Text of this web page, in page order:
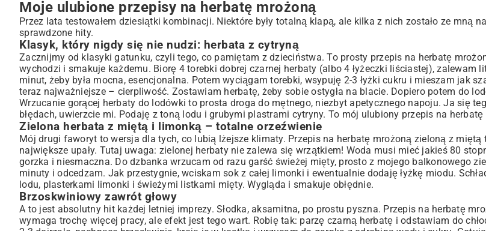
Moje ulubione przepisy na herbatę mrożoną
Przez lata testowałem dziesiątki kombinacji. Niektóre były totalną klapą, ale kilka z nich zostało ze mną
sprawdzone hity.
Klasyk, który nigdy się nie nudzi: herbata z cytryną
Zacznijmy od klasyki gatunku, czyli tego, co pamiętam z dzieciństwa. To prosty przepis na herbatę
wychodzi i smakuje każdemu. Biorę 4 torebki dobrej czarnej herbaty (albo 4 łyżeczki liściastej), zalewam
minut, żeby była mocna, esencjonalna. Potem wyciągam torebki, wsypuję 2-3 łyżki cukru i mieszam jak
teraz najważniejsze – cierpliwość. Zostawiam herbatę, żeby sobie ostygła na blacie. Dopiero potem do
Wrzucanie gorącej herbaty do lodówki to prosta droga do mętnego, niezbyt apetycznego napoju. Ja się
błędach, uwierzcie mi. Podaję z toną lodu i grubymi plastrami cytryny. To mój ulubiony przepis na
Zielona herbata z miętą i limonką – totalne orzeźwienie
Mój drugi faworyt to wersja dla tych, co lubią lżejsze klimaty. Przepis na herbatę mrożoną zieloną z
największe upały. Tutaj uwaga: zielonej herbaty nie zalewa się wrzątkiem! Woda musi mieć jakieś 80
gorzka i niesmaczna. Do dzbanka wrzucam od razu garść świeżej mięty, prosto z mojego balkonowego
minuty i odcedzam. Jak przestygnie, wciskam sok z całej limonki i ewentualnie dodaję łyżkę miodu.
lodu, plasterkami limonki i świeżymi listkami mięty. Wygląda i smakuje obłędnie.
Brzoskwiniowy zawrót głowy
A to jest absolutny hit każdej letniej imprezy. Słodka, aksamitna, po prostu pyszna. Przepis na herbatę
wymaga trochę więcej pracy, ale efekt jest tego wart. Robię tak: parzę czarną herbatę i odstawiam do